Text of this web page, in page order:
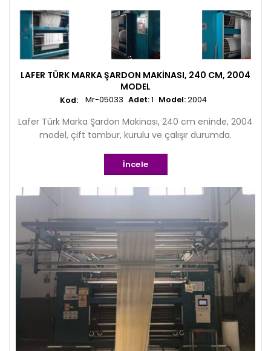
LAFER TÜRK MARKA ŞARDON MAKINASI, 240 CM, 2004
MODEL
Adet:1 Model:2004
Mr-05033
Lafer Türk Marka Şardon Makinası, 240 cm eninde, 2004
model, çift tambur, kurulu ve çalışır durumda.
İncele